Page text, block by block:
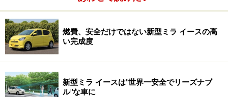
燃費、安全だけではない新型ミラ イースの高
い完成度
新型ミラ イースは"世界一安全でリーズナブ
ル"な車に